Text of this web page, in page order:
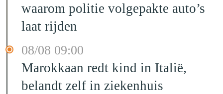
waarom politie volgepakte auto’s
laat rijden
08/08 09:00
Marokkaan redt kind in Italië,
belandt zelf in ziekenhuis